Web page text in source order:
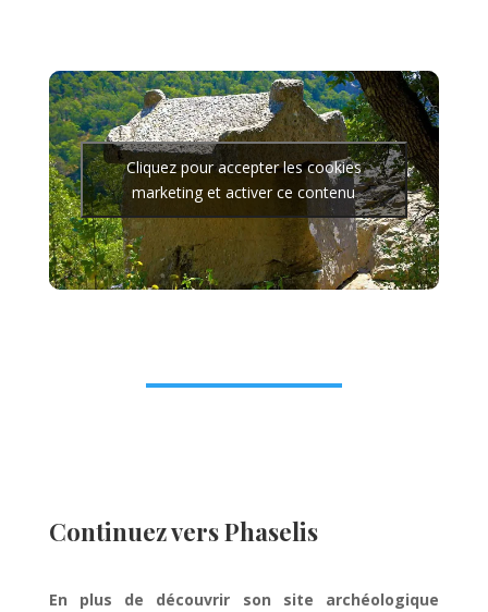
Cliquez pour accepter les cookies
marketing et activer ce contenu
Continuez vers Phaselis
En plus de découvrir son site archéologique